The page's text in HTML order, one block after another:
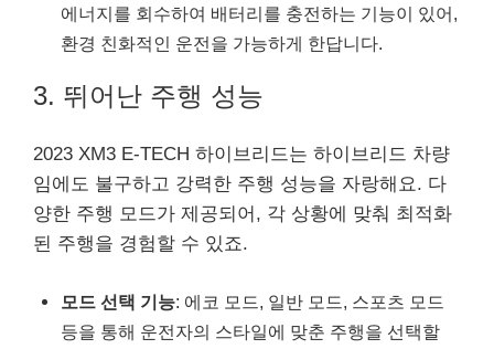
에너지를 회수하여 배터리를 충전하는 기능이 있어,
환경 친화적인 운전을 가능하게 한답니다.
3. 뛰어난 주행 성능
2023 XM3 E-TECH 하이브리드는 하이브리드 차량
임에도 불구하고 강력한 주행 성능을 자랑해요. 다
양한 주행 모드가 제공되어, 각 상황에 맞춰 최적화
된 주행을 경험할 수 있죠.
모드 선택 기능: 에코 모드, 일반 모드, 스포츠 모드
등을 통해 운전자의 스타일에 맞춘 주행을 선택할